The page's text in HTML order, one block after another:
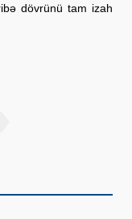
dövrünü tam izah